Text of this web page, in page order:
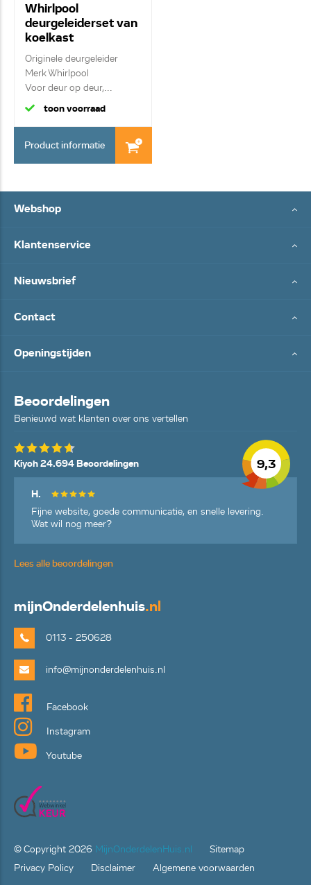
Whirlpool
deurgeleiderset van
koelkast
481231019131
Originele deurgeleider
Merk Whirlpool
Voor deur op deur,...
toon voorraad
Product informatie
Webshop
Klantenservice
Nieuwsbrief
Contact
Openingstijden
Beoordelingen
Benieuwd wat klanten over ons vertellen
9,3
Kiyoh 24.694 Beoordelingen
H.
Fijne website, goede communicatie, en snelle levering.
Wat wil nog meer?
Lees alle beoordelingen
mijnOnderdelenhuis.nl
0113 - 250628
info@mijnonderdelenhuis.nl
Facebook
Instagram
Youtube
© Copyright 2026 MijnOnderdelenHuis.nl
Sitemap
Privacy Policy
Disclaimer Algemene voorwaarden